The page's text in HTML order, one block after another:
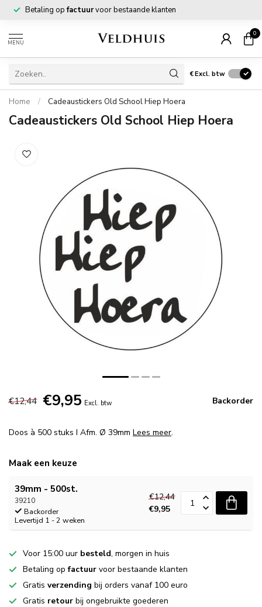
Betaling opfactuurvoor bestaande klanten
MENU
0
€Excl. btw
Home / Cadeaustickers Old School Hiep Hoera
Cadeaustickers Old School Hiep Hoera
€12,44 €9,95 Excl. btw Backorder
Doos à 500 stuks I Afm. Ø 39mm Lees meer.
Maak een keuze
39mm - 500st.
39210
Backorder
Levertijd 1 - 2 weken
€12,44
€9,95
Voor 15:00 uur besteld, morgen in huis
Betaling opfactuur voor bestaande klanten
Gratis verzending bij orders vanaf 100 euro
Gratis retour bij ongebruikte goederen